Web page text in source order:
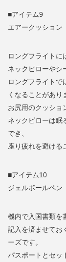
■アイテム9
エアークッション
ロングフライトに
ネックピローやシ
ロングフライトで
くなることがあり
お尻用のクッショ
ネックピローは眠
でき、
座り疲れを避ける
■アイテム10
ジェルボールペン
機内で入国書類を
記入を済ませてお
ーズです。
パスポートとセッ